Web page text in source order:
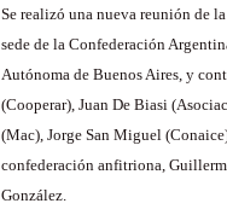
Se realizó una nueva reunión de
sede de la Confederación
Autónoma de Buenos Aires, y
(Cooperar), Juan De Biasi
(Mac), Jorge San Miguel
confederación anfitriona,
González.